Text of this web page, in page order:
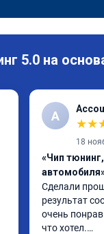
5.0 на
A
★★
18
«Чип
Сделали
результат
очень
что хотел.